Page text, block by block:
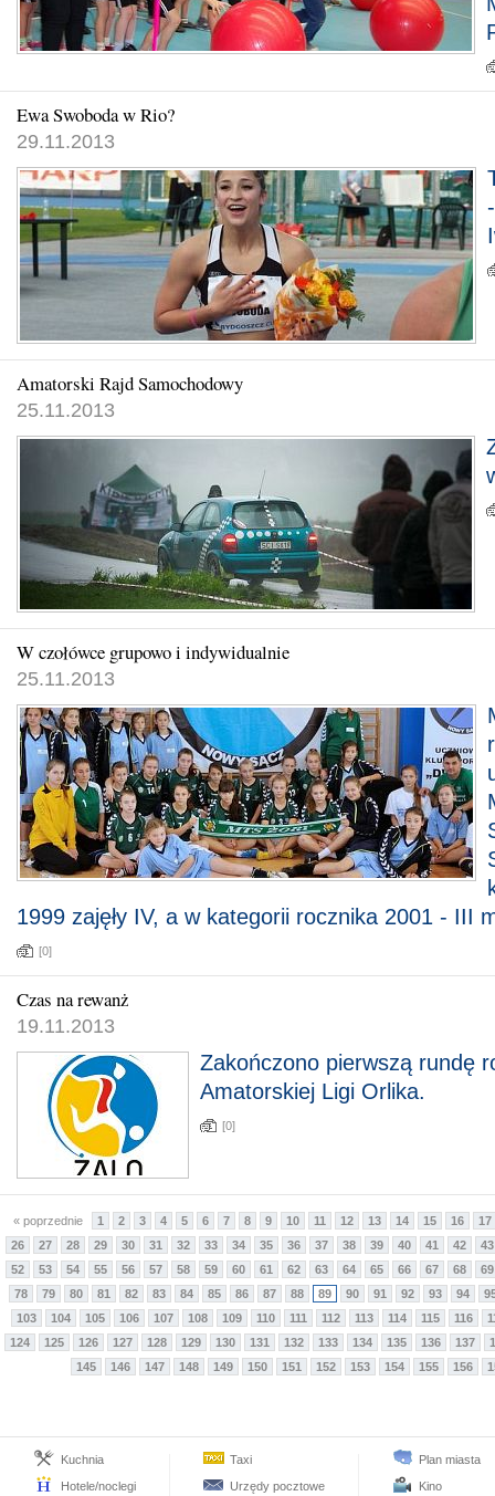
Ewa Swoboda w Rio?
29.11.2013
Amatorski Rajd Samochodowy
25.11.2013
W czołówce grupowo i indywidualnie
25.11.2013
1999 zajęły IV, a w kategorii rocznika 2001 - III
[0]
Czas na rewanż
19.11.2013
Zakończono pierwszą rundę
Amatorskiej Ligi Orlika.
[0]
« poprzednie 1 2 3 4 5 6 7 8 9 10 11 12 13 14 15 16
17
26
27 28 29 30 31 32 33 34 35 36 37 38 39 40 41 42
43
52
53 54 55 56 57 58 59 60 61 62 63 64 65 66 67 68
69
78
79 80 81 82 83 84 85 86 87 88 89 90 91 92 93 94
103
104 105 106 107 108 109 110 111 112 113 114 115 116
124
125 126 127 128 129 130 131 132 133 134 135 136 137
145
146 147 148 149 150 151 152 153 154 155 156
Kuchnia
Hotele/noclegi
Taxi
Urzędy pocztowe
Plan miasta
Kino